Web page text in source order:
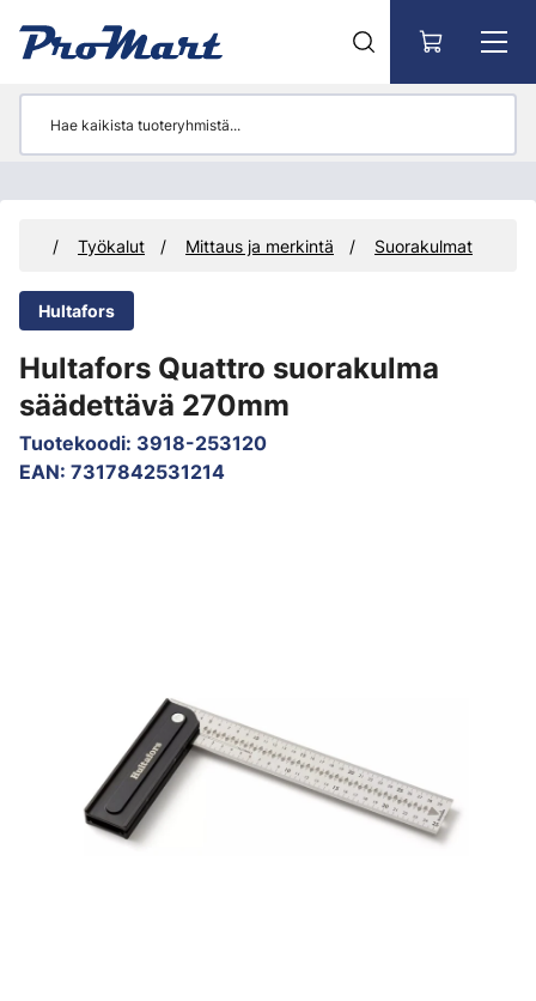
Työkalut Mittaus ja merkintä Suorakulmat
Hultafors
Hultafors Quattro suorakulma
säädettävä 270mm
Tuotekoodi: 3918-253120
EAN: 7317842531214